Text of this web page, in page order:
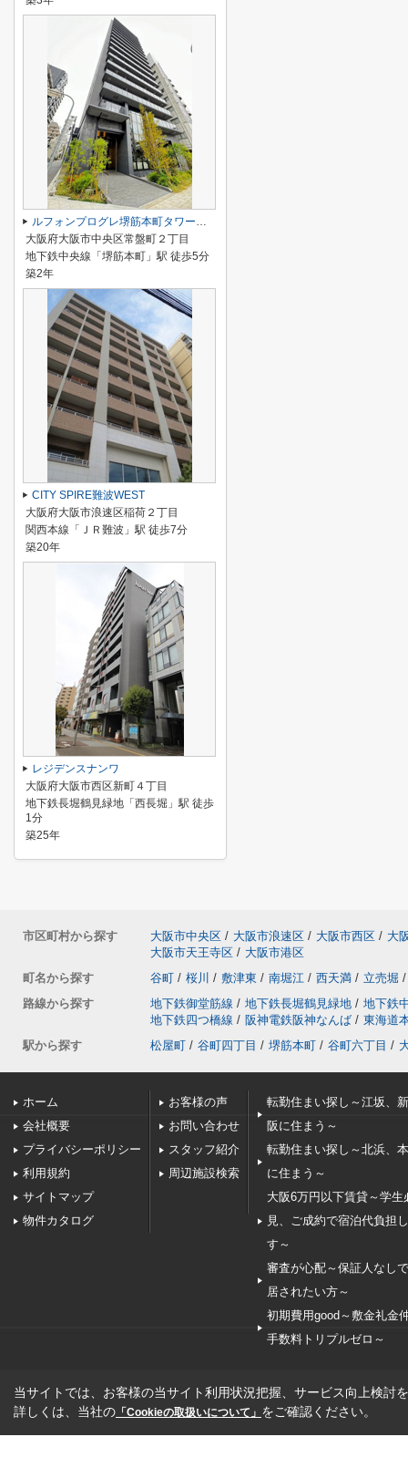
ルフォンプログレ堺筋本町タワーレジデンス
大阪府大阪市中央区常盤町２丁目
地下鉄中央線「堺筋本町」駅 徒歩5分
築2年
CITY SPIRE難波WEST
大阪府大阪市浪速区稲荷２丁目
関西本線「ＪＲ難波」駅 徒歩7分
築20年
レジデンスナンワ
大阪府大阪市西区新町４丁目
地下鉄長堀鶴見緑地「西長堀」駅 徒歩
1分
築25年
市区町村から探す 大阪市中央区 / 大阪市浪速区 / 大阪市西区 / 大
大阪市天王寺区 / 大阪市港区
町名から探す
谷町 / 桜川 / 敷津東 / 南堀江 / 西天満 / 立売堀 /
路線から探す
地下鉄御堂筋線 / 地下鉄長堀鶴見緑地 / 地下鉄
地下鉄四つ橋線 / 阪神電鉄阪神なんば / 東海道
駅から探す
松屋町 / 谷町四丁目 / 堺筋本町 / 谷町六丁目 /
ホーム
会社概要
プライバシーポリシー
利用規約
サイトマップ
物件カタログ
お客様の声
お問い合わせ
スタッフ紹介
周辺施設検索
転勤住まい探し～江坂、
阪に住まう～
転勤住まい探し～北浜、
に住まう～
大阪6万円以下賃貸～学生
見、ご成約で宿泊代負担
す～
審査が心配～保証人なし
居されたい方～
初期費用good～敷金礼金
手数料トリプルゼロ～
当サイトでは、お客様の当サイト利用状況把握、サービス向上検討
詳しくは、当社の 「Cookieの取扱いについて」 をご確認ください。